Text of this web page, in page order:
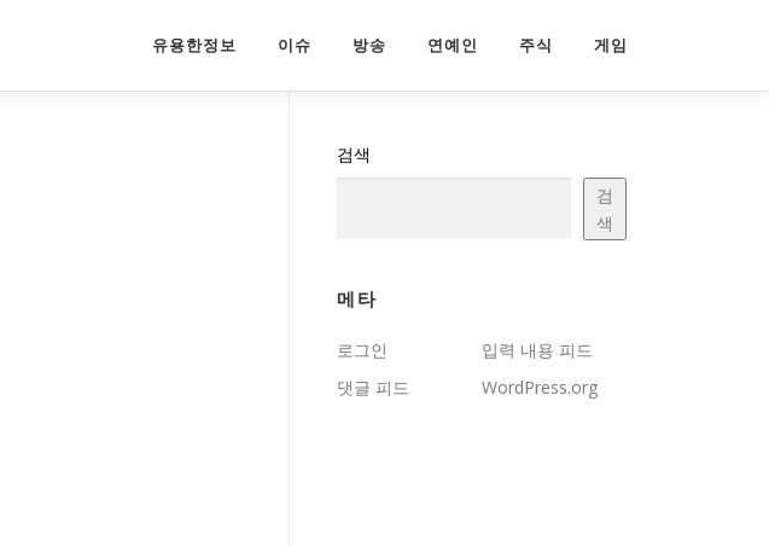
유용한정보 이슈 방송 연예인 주식 게임
검색
검
색
메타
로그인
입력 내용 피드
댓글 피드
WordPress.org